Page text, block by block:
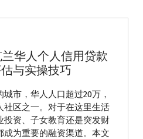
华人个人信用贷款
与实操技巧
市，华人人口超过20万，
社区之一。对于在这里生活
投资、子女教育还是突发财
成为重要的融资渠道。本文